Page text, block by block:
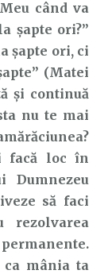
când va
şapte ori?”
şapte ori, ci
(Matei
și continuă
nu te mai
facă loc în
Dumnezeu
să faci
rezolvarea
ca mânia ta